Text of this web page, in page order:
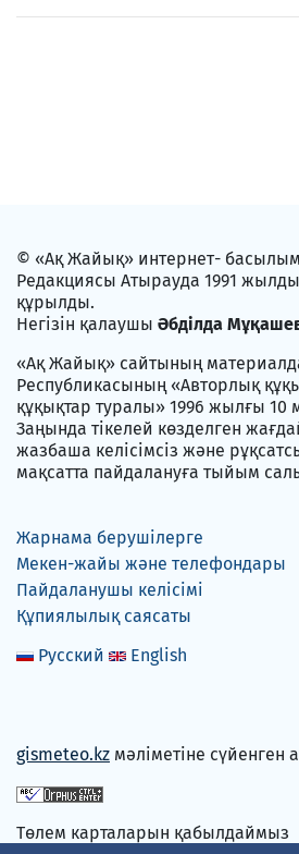
© «Ақ Жайық» интернет-
Редакциясы Атырауда 1991
құрылды.
Негізін қалаушы Әбділда
«Ақ Жайық» сайтының
Республикасының «Авторлық
құқықтар туралы» 1996 жылғы
Заңында тікелей көзделген
жазбаша келісімсіз және
мақсатта пайдалануға тыйым
Жарнама берушілерге
Мекен-жайы және телефондары
Пайдаланушы келісімі
Құпиялылық саясаты
Русский
English
gismeteo.kz мәліметіне
Төлем карталарын қабылдаймыз